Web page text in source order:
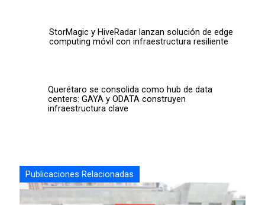
StorMagic y HiveRadar lanzan solución de edge
computing móvil con infraestructura resiliente
Querétaro se consolida como hub de data
centers: GAYA y ODATA construyen
infraestructura clave
Publicaciones Relacionadas